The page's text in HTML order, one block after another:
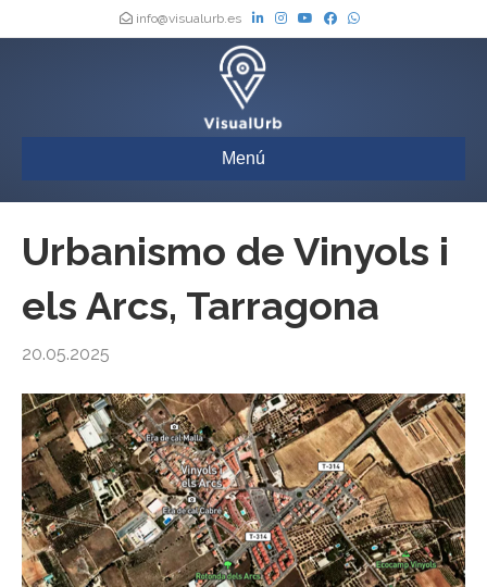
info@visualurb.es
Menú
Urbanismo de Vinyols i
els Arcs, Tarragona
20.05.2025